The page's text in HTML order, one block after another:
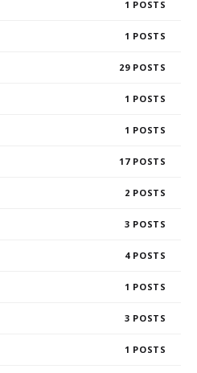
1
1
29
1
1
17
2
3
4
1
3
1